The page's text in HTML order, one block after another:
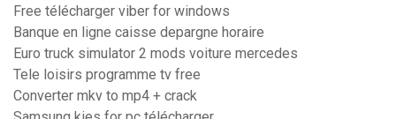
Free télécharger viber for windows
Banque en ligne caisse depargne horaire
Euro truck simulator 2 mods voiture mercedes
Tele loisirs programme tv free
Converter mkv to mp4 + crack